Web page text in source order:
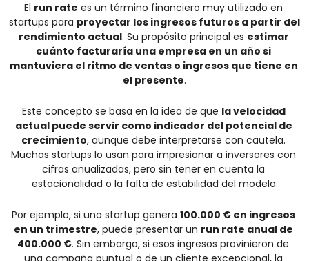
El run rate es un término financiero muy utilizado en
startups para proyectar los ingresos futuros a partir del
rendimiento actual. Su propósito principal es estimar
cuánto facturaría una empresa en un año si
mantuviera el ritmo de ventas o ingresos que tiene en
el presente.
Este concepto se basa en la idea de que la velocidad
actual puede servir como indicador del potencial de
crecimiento, aunque debe interpretarse con cautela.
Muchas startups lo usan para impresionar a inversores con
cifras anualizadas, pero sin tener en cuenta la
estacionalidad o la falta de estabilidad del modelo.
Por ejemplo, si una startup genera 100.000 € en ingresos
en un trimestre, puede presentar un run rate anual de
400.000 €. Sin embargo, si esos ingresos provinieron de